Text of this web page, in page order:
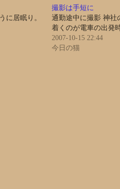
に居眠り。
撮影は手短に
通勤途中に撮影 神社
着くのが電車の出発
2007-10-15 22:44
今日の猫